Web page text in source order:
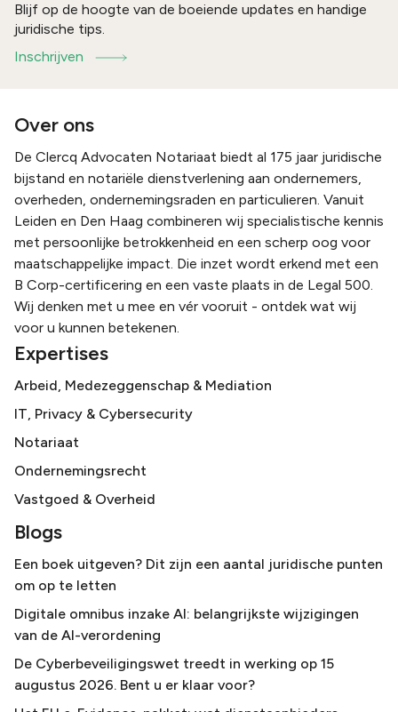
Blijf op de hoogte van de boeiende updates en handige
juridische tips.
Inschrijven
Over ons
De Clercq Advocaten Notariaat biedt al 175 jaar juridische
bijstand en notariële dienstverlening aan ondernemers,
overheden, ondernemingsraden en particulieren. Vanuit
Leiden en Den Haag combineren wij specialistische kennis
met persoonlijke betrokkenheid en een scherp oog voor
maatschappelijke impact. Die inzet wordt erkend met een
B Corp-certificering en een vaste plaats in de Legal 500.
Wij denken met u mee en vér vooruit - ontdek wat wij
voor u kunnen betekenen.
Expertises
Arbeid, Medezeggenschap & Mediation
IT, Privacy & Cybersecurity
Notariaat
Ondernemingsrecht
Vastgoed & Overheid
Blogs
Een boek uitgeven? Dit zijn een aantal juridische punten
om op te letten
Digitale omnibus inzake AI: belangrijkste wijzigingen
van de AI-verordening
De Cyberbeveiligingswet treedt in werking op 15
augustus 2026. Bent u er klaar voor?